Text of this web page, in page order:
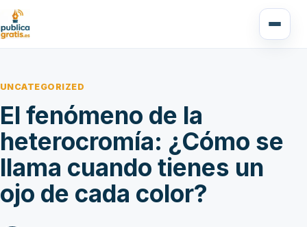
UNCATEGORIZED
El fenómeno de la
heterocromía: ¿Cómo se
llama cuando tienes un
ojo de cada color?